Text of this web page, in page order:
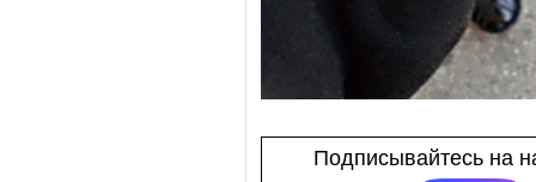
Подписывайтесь на